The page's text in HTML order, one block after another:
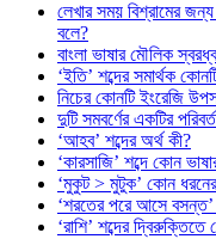
লেখার সময় বিশ্রামের
বলে?
বাংলা ভাষার মৌলিক
‘ইতি’ শব্দের সমার্থক
নিচের কোনটি ইংরেজি
দুটি সমবর্ণের একটির
‘আহব’ শব্দের অর্থ কী?
‘কারসাজি’ শব্দে কোন
‘মুকুট > মুটুক’ কোন ধরনের
‘শরতের পরে আসে বসন্ত’
‘রাশি’ শব্দের